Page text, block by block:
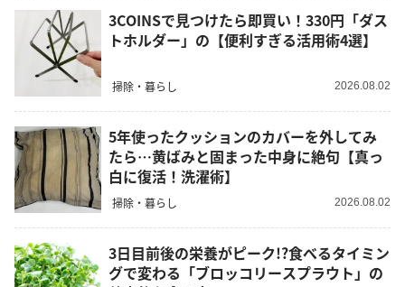
3COINSで見つけたら即買い！330円「ダス
トホルダー」の【便利すぎる活用術4選】
掃除・暮らし 2026.08.02
5年使ったクッションのカバーを外してみ
たら…黄ばみと固まった中身に絶句【真っ
白に復活！洗濯術】
掃除・暮らし 2026.08.02
3日目前後の栄養がピーク!?食べるタイミン
グで変わる「ブロッコリースプラウト」の